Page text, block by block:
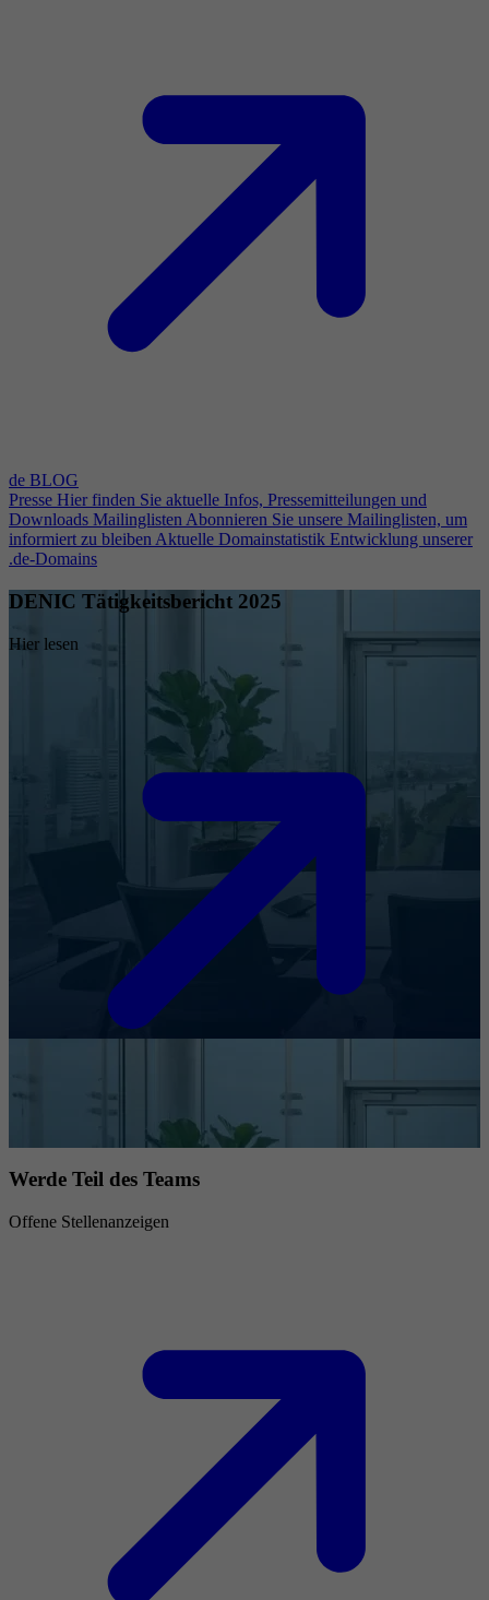
de BLOG
Presse Hier finden Sie aktuelle Infos, Pressemitteilungen und
Downloads Mailinglisten Abonnieren Sie unsere Mailinglisten, um
informiert zu bleiben Aktuelle Domainstatistik Entwicklung unserer
.de-Domains
DENIC Tätigkeitsbericht 2025
Hier lesen
Werde Teil des Teams
Offene Stellenanzeigen